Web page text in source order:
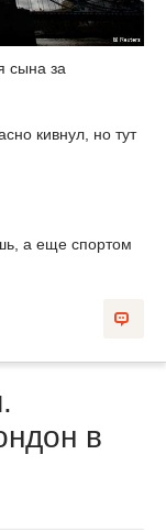
сына за
кивнул, но тут
а еще спортом
в